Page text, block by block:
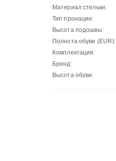
Материал стельки:
Тип пронации:
Высота подошвы:
Полнота обуви (EUR):
Комплектация:
Бренд:
Высота обуви: